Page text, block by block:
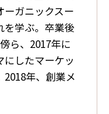
ガニックスー
を学ぶ。卒業後
ら、2017年に
にしたマーケッ
2018年、創業メ